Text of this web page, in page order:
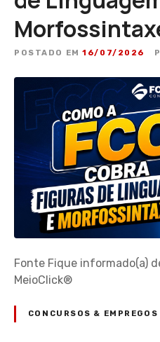
POSTADO EM 16/07/2026
Fonte Fique informado(a)
MeioClick®
CONCURSOS & EMPREGOS